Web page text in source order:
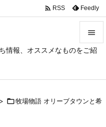
情報、オススメなものをご紹




 RSS Feedly
> 牧場物語 オリーブタウンと希